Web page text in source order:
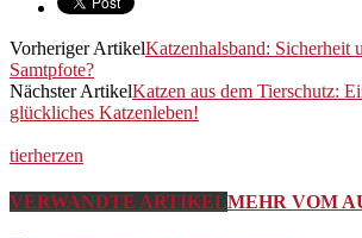
Vorheriger ArtikelKatzenhalsband: Sicherheit
Samtpfote?
Nächster ArtikelKatzen aus dem Tierschutz:
glückliches Katzenleben!
tierherzen
VERWANDTE ARTIKELMEHR VOM